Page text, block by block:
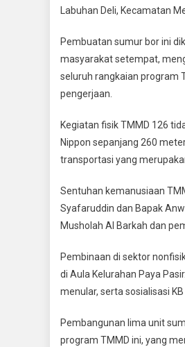
Labuhan Deli, Kecamatan
Pembuatan sumur bor ini
masyarakat setempat,
seluruh rangkaian program
pengerjaan.
Kegiatan fisik TMMD 126
Nippon sepanjang 260
transportasi yang
Sentuhan kemanusiaan
Syafaruddin dan Bapak
Musholah Al Barkah dan
Pembinaan di sektor
di Aula Kelurahan Paya
menular, serta sosialisasi
Pembangunan lima unit
program TMMD ini, yang